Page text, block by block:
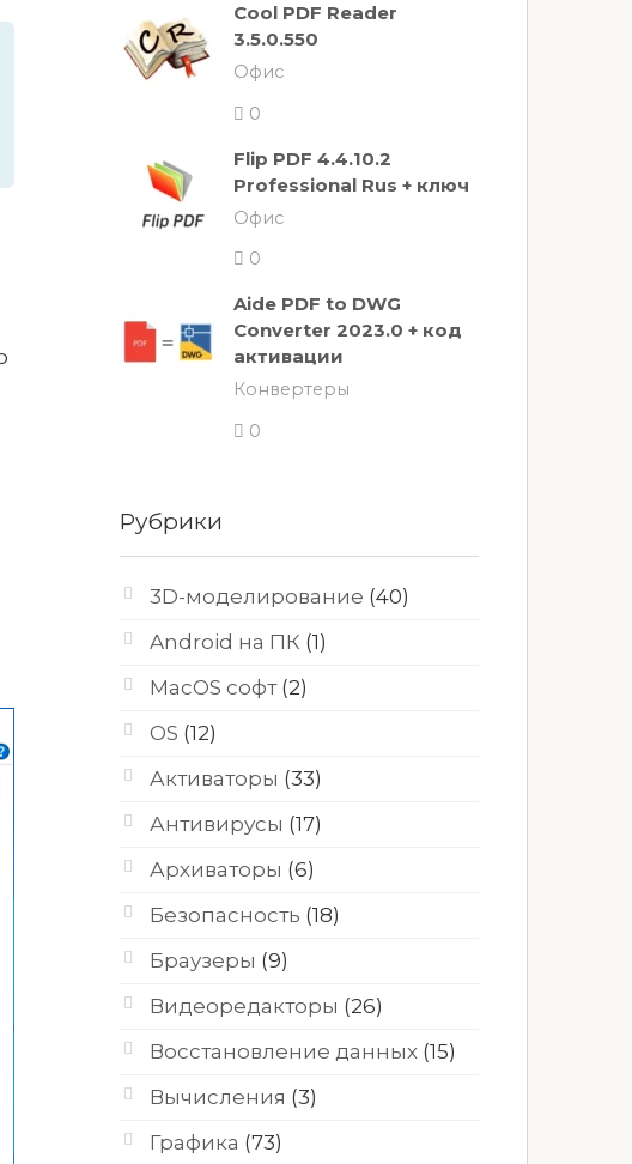
Cool PDF Reader
3.5.0.550
Офис
0
Flip PDF 4.4.10.2
Professional Rus + ключ
Офис
0
Aide PDF to DWG
Converter 2023.0 + код
активации
Конвертеры
0
Рубрики
3D-моделирование (40)
Android на ПК (1)
MacOS софт(2)
OS (12)
Активаторы (33)
Антивирусы (17)
Архиваторы (6)
Безопасность (18)
Браузеры (9)
Видеоредакторы (26)
Восстановление данных (15)
Вычисления (3)
Графика (73)